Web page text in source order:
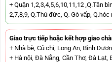
+ Quận 1,2,3,4,5,6,10,11,12 ,Q.Tân
2,7,8,9, Q.Thủ đức, Q. Gò vấp, Q.hóc
Giao trực tiếp hoặc kết hợp giao
+ Nhà bè, Củ chi, Long An, Bình
+ Hà nội, Đà Nẳng, Cần Thơ, Đà Lạt,